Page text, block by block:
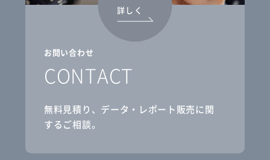
お問い合わせ
CONTACT
無料見積り、データ・レポート販売に関
するご相談。
詳しく